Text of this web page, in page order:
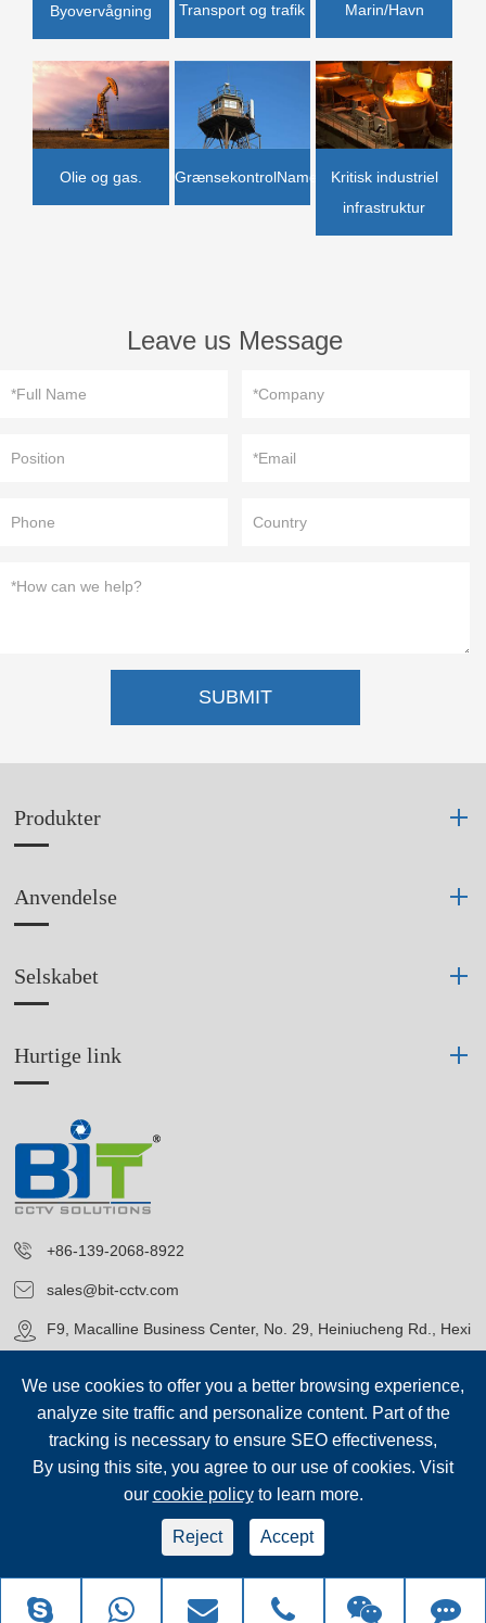
Byovervågning Transport og trafik Marin/Havn
Olie og gas. GrænsekontrolName
Kritisk industriel
infrastruktur
Leave us Message
SUBMIT
Produkter
Anvendelse
Selskabet
Hurtige link
+86-139-2068-8922
sales@bit-cctv.com
F9, Macalline Business Center, No. 29, Heiniucheng Rd., Hexi
Ophavsret©Blue Icon (Tianjin) Technology Co., Ltd.
rettigheder forbeholdes.
Sitemap Fortrolighedspolitik
We use cookies to offer you a better browsing experience,
analyze site traffic and personalize content. Part of the
tracking is necessary to ensure SEO effectiveness,
By using this site, you agree to our use of cookies. Visit
our cookie policyto learn more.
Reject Accept